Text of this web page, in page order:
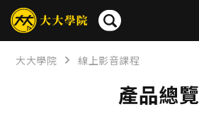
大大學院 線上影音課程
產品總覽